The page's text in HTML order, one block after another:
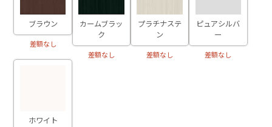
ブラウン
差額なし
カームブラッ
ク
差額なし
プラチナステ
ン
差額なし
ピュアシルバ
ー
差額なし
ホワイト